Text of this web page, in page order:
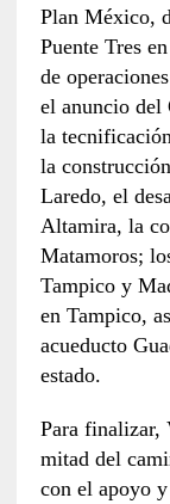
Plan México,
Puente Tres
de
el anuncio del
la
la
Laredo, el
Altamira, la
Matamoros;
Tampico y
en Tampico,
acueducto
estado.
Para finalizar,
mitad del
con el apoyo